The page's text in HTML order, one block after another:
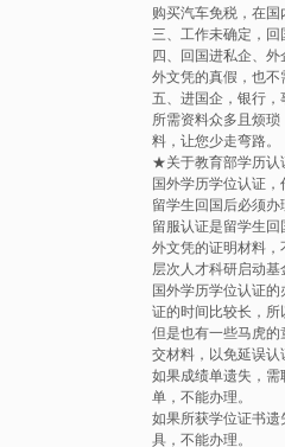
购买汽车免税，在
三、工作未确定，
四、回国进私企、
外文凭的真假，也
五、进国企，银行
所需资料众多且烦
料，让您少走弯路。
★关于教育部学历认
国外学历学位认证
留学生回国后必须
留服认证是留学生
外文凭的证明材料
层次人才科研启动基
国外学历学位认证
证的时间比较长，所
但是也有一些马虎
交材料，以免延误
如果成绩单遗失，
单，不能办理。
如果所获学位证书
具，不能办理。